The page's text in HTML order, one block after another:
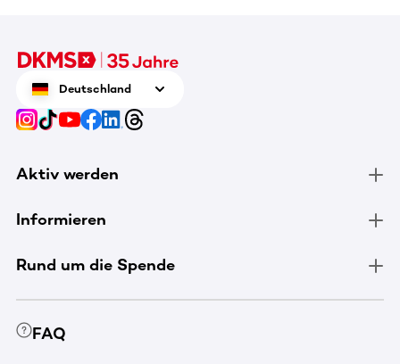
Deutschland
Aktiv werden
Informieren
Rund um die Spende
FAQ